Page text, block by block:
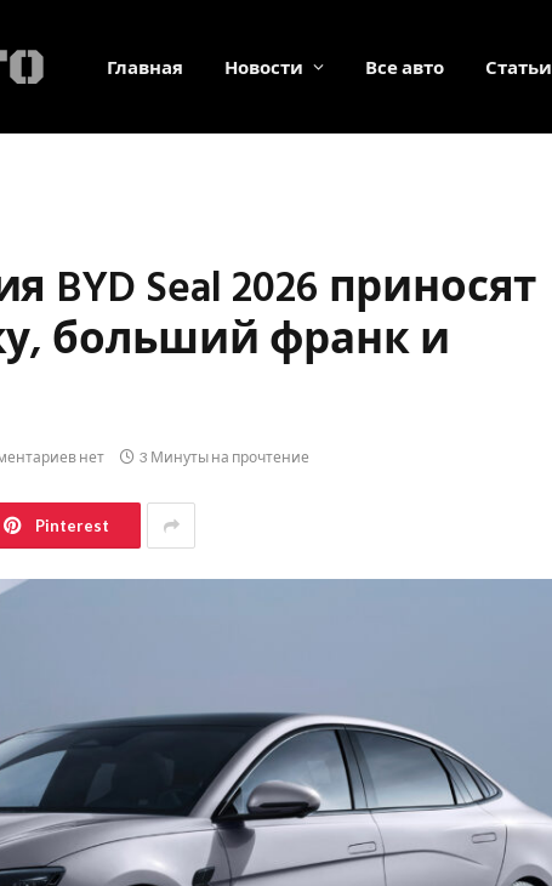
Главная Новости Все авто Статьи
Seal 2026 приносят
больший франк и
нет 3 Минуты на прочтение
Pinterest